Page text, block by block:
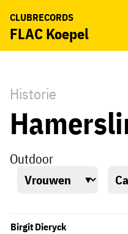
CLUBRECORDS
FLAC Koepel
Historie
Outdoor
Birgit Dieryck